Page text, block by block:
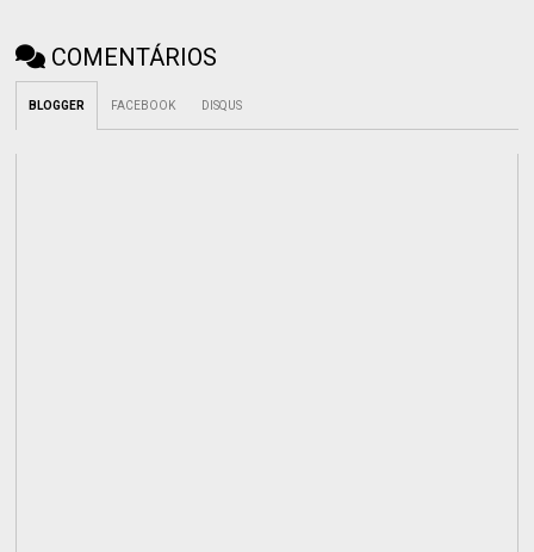
COMENTÁRIOS
BLOGGER FACEBOOK DISQUS